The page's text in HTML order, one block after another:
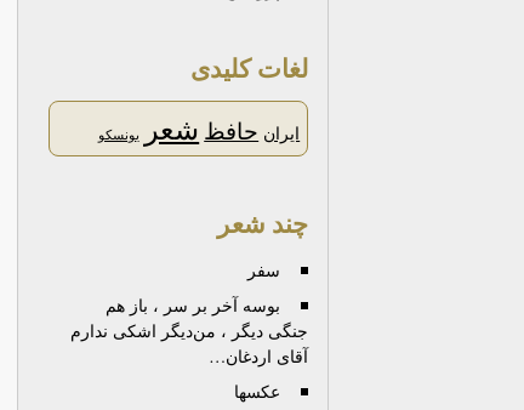
لغات کلیدی
ایران حافظ شعر یونسکو
چند شعر
سفر
بوسه آخر بر سر ، باز هم
جنگی دیگر ، من‌دیگر اشکی ندارم
آقای اردغان…
عكسها